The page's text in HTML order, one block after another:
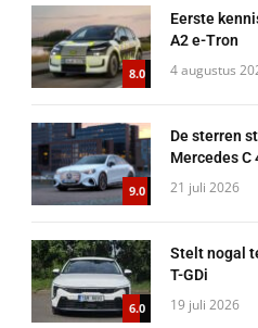
8.0
Eerste
A2 e-Tron
4 augustus
9.0
De sterren
Mercedes C
21 juli 2026
6.0
Stelt nogal
T-GDi
19 juli 2026